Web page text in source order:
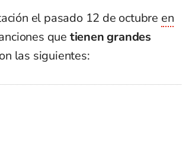
el pasado 12 de octubre en
que tienen grandes
las siguientes: